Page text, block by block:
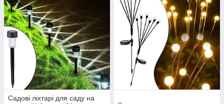
Садові ліхтарі для саду на